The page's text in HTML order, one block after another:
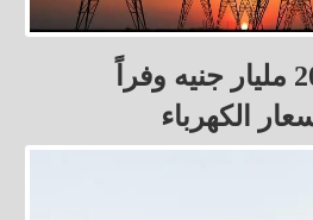
مسؤول حكومي : 20 مليار جنيه وفراً
الكهرباء